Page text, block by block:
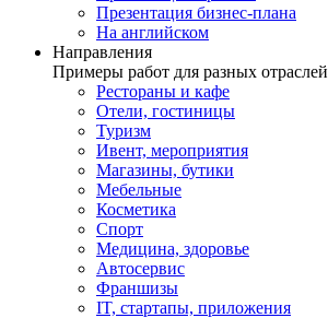
Презентация бизнес-плана
На английском
Направления
Примеры работ для разных отраслей
Рестораны и кафе
Отели, гостиницы
Туризм
Ивент, мероприятия
Магазины, бутики
Мебельные
Косметика
Спорт
Медицина, здоровье
Автосервис
Франшизы
IT, стартапы, приложения